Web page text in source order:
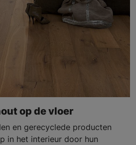
op de vloer
en gerecyclede producten
in het interieur door hun